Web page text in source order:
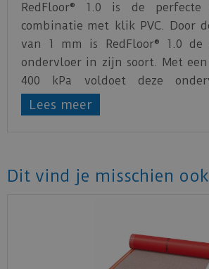
RedFloor® 1.0 is de
combinatie met klik PVC. Door
van 1 mm is RedFloor® 1.0 de
ondervloer in zijn soort. Met een
400 kPa voldoet deze
allerhoogste eisen op gebied
belasting.
zonlicht. Dankzij de superlage
toepassing met vloerkoeling
condensbewaking aanwezig te
Lees meer
Dit vind je misschien